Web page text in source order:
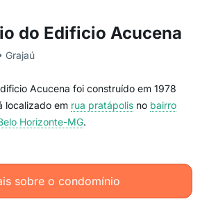
do Edificio Acucena
Grajaú
Acucena foi construído em 1978
localizado em rua pratápolis no bairro
Horizonte-MG.
sobre o condomínio